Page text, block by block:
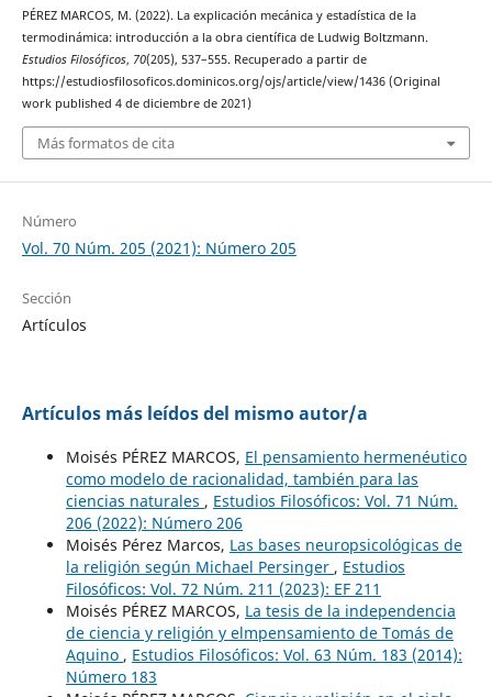
PÉREZ MARCOS, M. (2022). La explicación mecánica y estadística de la
termodinámica: introducción a la obra científica de Ludwig Boltzmann.
Estudios Filosóficos, 70(205), 537–555. Recuperado a partir de
https://estudiosfilosoficos.dominicos.org/ojs/article/view/1436 (Original
work published 4 de diciembre de 2021)
Más formatos de cita
Número
Vol. 70 Núm. 205 (2021): Número 205
Sección
Artículos
Artículos más leídos del mismo autor/a
Moisés PÉREZ MARCOS, El pensamiento hermenéutico
como modelo de racionalidad, también para las
ciencias naturales , Estudios Filosóficos: Vol. 71 Núm.
206 (2022): Número 206
Moisés Pérez Marcos, Las bases neuropsicológicas de
la religión según Michael Persinger , Estudios
Filosóficos: Vol. 72 Núm. 211 (2023): EF 211
Moisés PÉREZ MARCOS, La tesis de la independencia
de ciencia y religión y elmpensamiento de Tomás de
Aquino , Estudios Filosóficos: Vol. 63 Núm. 183 (2014):
Número 183